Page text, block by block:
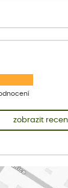
zobrazit
1objednavku